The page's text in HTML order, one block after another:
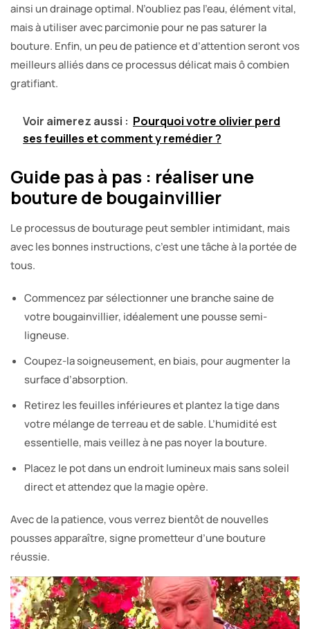
ainsi un drainage optimal. N’oubliez pas l’eau, élément vital,
mais à utiliser avec parcimonie pour ne pas saturer la
bouture. Enfin, un peu de patience et d’attention seront vos
meilleurs alliés dans ce processus délicat mais ô combien
gratifiant.
Voir aimerez aussi : Pourquoi votre olivier perd
ses feuilles et comment y remédier ?
Guide pas à pas : réaliser une
bouture de bougainvillier
Le processus de bouturage peut sembler intimidant, mais
avec les bonnes instructions, c’est une tâche à la portée de
tous.
Commencez par sélectionner une branche saine de
votre bougainvillier, idéalement une pousse semi-
ligneuse.
Coupez-la soigneusement, en biais, pour augmenter la
surface d’absorption.
Retirez les feuilles inférieures et plantez la tige dans
votre mélange de terreau et de sable. L’humidité est
essentielle, mais veillez à ne pas noyer la bouture.
Placez le pot dans un endroit lumineux mais sans soleil
direct et attendez que la magie opère.
Avec de la patience, vous verrez bientôt de nouvelles
pousses apparaître, signe prometteur d’une bouture
réussie.